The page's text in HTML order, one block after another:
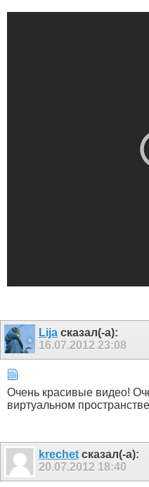
Lija сказал(-а):
16.07.2012 23:08
Очень красивые видео!
виртуальном
krechet сказал(-а):
20.07.2012 18:40